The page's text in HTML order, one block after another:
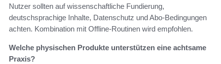
Nutzer sollten auf wissenschaftliche Fundierung,
deutschsprachige Inhalte, Datenschutz und Abo‑Bedingungen
achten. Kombination mit Offline‑Routinen wird empfohlen.
Welche physischen Produkte unterstützen eine achtsame
Praxis?